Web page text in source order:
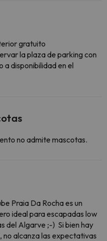
gratuito
la plaza de parking con
a disponibilidad en el
no admite mascotas.
Praia Da Rocha es un
ideal para escapadas low
del Algarve ;-) Si bien hay
no alcanza las expectativas